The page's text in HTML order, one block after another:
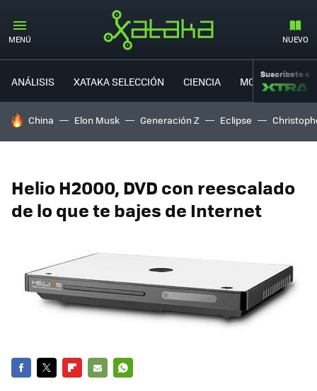
MENÚ NUEVO
ANÁLISIS XATAKA SELECCIÓN CIENCIA MOVILIDAD
Suscríbete a
HOY SE HABLA DE
China Elon Musk Generación Z Eclipse
Helio H2000, DVD con reescalado
de lo que te bajes de Internet